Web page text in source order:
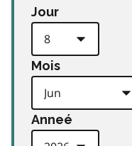
Jour
Mois
Anneé